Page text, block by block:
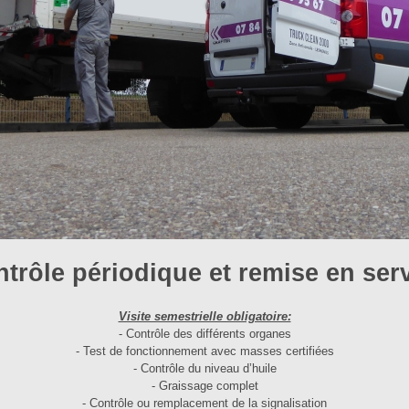
périodique et remise en
Visite semestrielle obligatoire:
- Contrôle des différents organes
- Test de fonctionnement avec masses certifiées
- Contrôle du niveau d’huile
- Graissage complet
- Contrôle ou remplacement de la signalisation